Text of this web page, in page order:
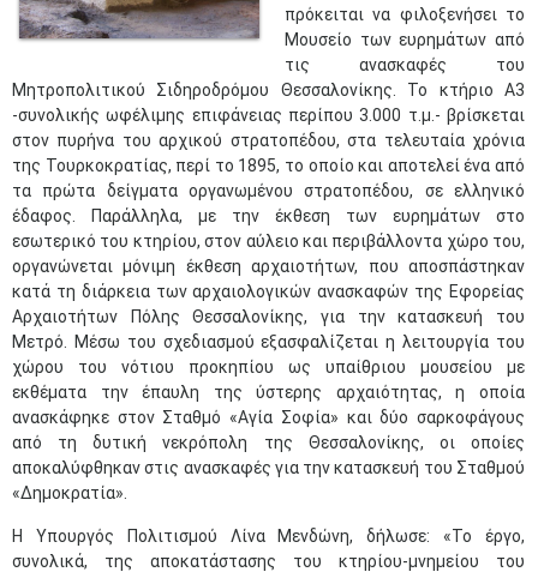
πρόκειται να φιλοξενήσει το
Μουσείο των ευρημάτων από
τις ανασκαφές του
Μητροπολιτικού Σιδηροδρόμου Θεσσαλονίκης. Το κτήριο Α3
-συνολικής ωφέλιμης επιφάνειας περίπου 3.000 τ.μ.- βρίσκεται
στον πυρήνα του αρχικού στρατοπέδου, στα τελευταία χρόνια
της Τουρκοκρατίας, περί το 1895, το οποίο και αποτελεί ένα από
τα πρώτα δείγματα οργανωμένου στρατοπέδου, σε ελληνικό
έδαφος. Παράλληλα, με την έκθεση των ευρημάτων στο
εσωτερικό του κτηρίου, στον αύλειο και περιβάλλοντα χώρο του,
οργανώνεται μόνιμη έκθεση αρχαιοτήτων, που αποσπάστηκαν
κατά τη διάρκεια των αρχαιολογικών ανασκαφών της Εφορείας
Αρχαιοτήτων Πόλης Θεσσαλονίκης, για την κατασκευή του
Μετρό. Μέσω του σχεδιασμού εξασφαλίζεται η λειτουργία του
χώρου του νότιου προκηπίου ως υπαίθριου μουσείου με
εκθέματα την έπαυλη της ύστερης αρχαιότητας, η οποία
ανασκάφηκε στον Σταθμό «Αγία Σοφία» και δύο σαρκοφάγους
από τη δυτική νεκρόπολη της Θεσσαλονίκης, οι οποίες
αποκαλύφθηκαν στις ανασκαφές για την κατασκευή του Σταθμού
«Δημοκρατία».
Η Υπουργός Πολιτισμού Λίνα Μενδώνη, δήλωσε: «Το έργο,
συνολικά, της αποκατάστασης του κτηρίου-μνημείου του